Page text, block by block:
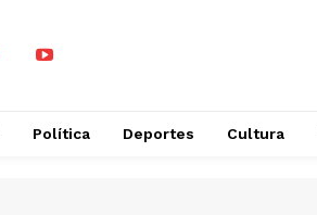
Política Deportes Cultura